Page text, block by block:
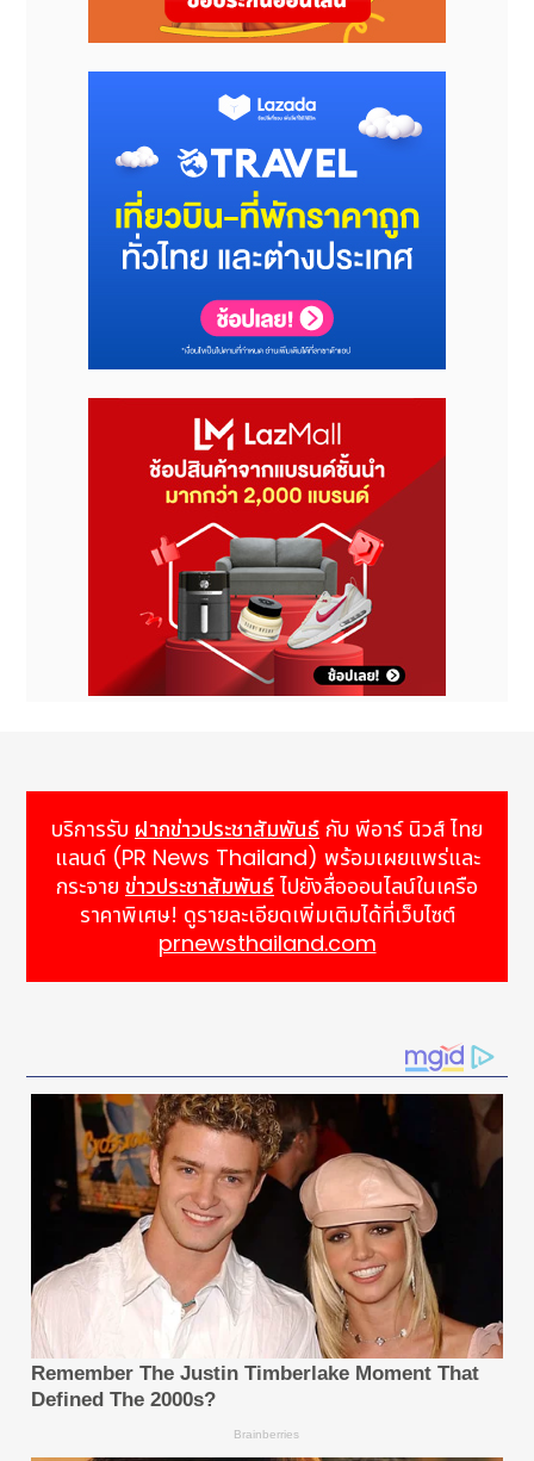
บริการรับ ฝากข่าวประชาสัมพันธ์ กับ พีอาร์ นิวส์ ไทย
แลนด์ (PR News Thailand) พร้อมเผยแพร่และ
กระจาย ข่าวประชาสัมพันธ์ ไปยังสื่อออนไลน์ในเครือ
ราคาพิเศษ! ดูรายละเอียดเพิ่มเติมได้ที่เว็บไซต์
prnewsthailand.com